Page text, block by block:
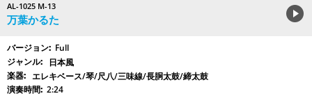
AL-1025 M-13
万葉かるた
Full
日本風
エレキベース/琴/尺八/三味線/長胴太鼓/締太鼓
2:24